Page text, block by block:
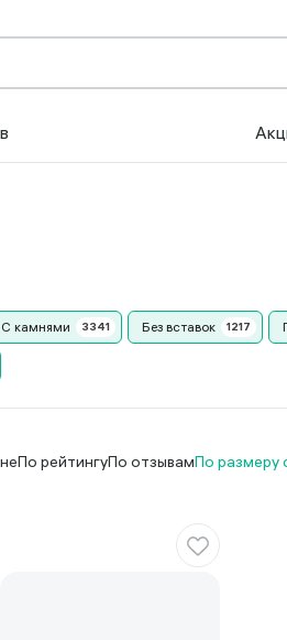
С камнями Без вставок
По рейтингуПо отзывамПо размеру